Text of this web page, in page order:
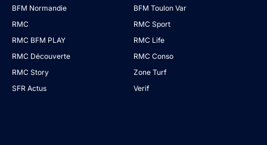
BFM Normandie
BFM Toulon Var
RMC
RMC Sport
RMC BFM PLAY
RMC Life
RMC Découverte
RMC Conso
RMC Story
Zone Turf
SFR Actus
Verif